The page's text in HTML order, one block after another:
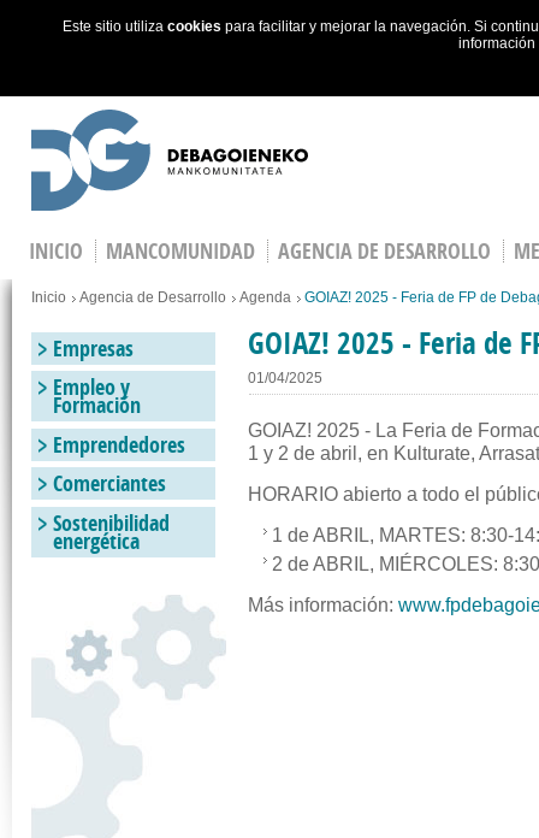
Este sitio utiliza cookies para facilitar y mejorar la navegación. Si
INICIO MANCOMUNIDAD AGENCIA DE DESARROLLO
Estás en
Inicio Agencia de Desarrollo Agenda GOIAZ! 2025 - Feria de FP de
GOIAZ! 2025 - Feria de
01/04/2025
GOIAZ! 2025 - La Feria de
1 y 2 de abril, en Kulturate,
HORARIO abierto a todo el
1 de ABRIL, MARTES: 8:30-
2 de ABRIL, MIÉRCOLES:
Más información:
Empresas
Empleo y
Formación
Emprendedores
Comerciantes
Sostenibilidad
energética